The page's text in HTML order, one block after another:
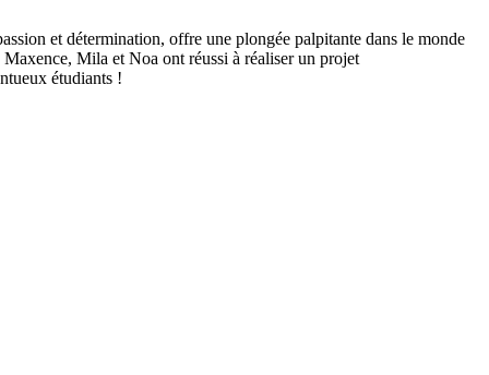
et détermination, offre une plongée palpitante dans le monde
Mila et Noa ont réussi à réaliser un projet
étudiants !